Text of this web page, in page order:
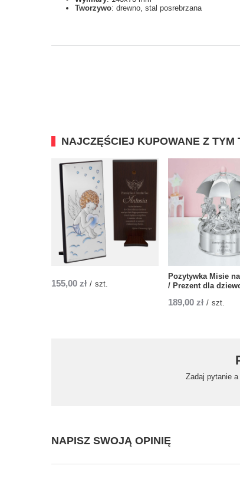
Tworzywo: drewno, stal posrebrzana
NAJCZĘŚCIEJ KUPOWANE Z TYM
155,00 zł / szt.
Pozytywka Misie
/ Prezent dla
189,00 zł / szt.
Zadaj pytanie
NAPISZ SWOJĄ OPINIĘ